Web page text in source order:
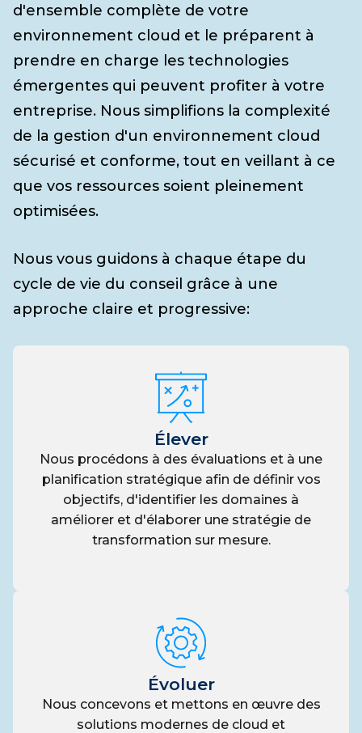
d'ensemble complète de votre
environnement cloud et le préparent à
prendre en charge les technologies
émergentes qui peuvent profiter à votre
entreprise. Nous simplifions la complexité
de la gestion d'un environnement cloud
sécurisé et conforme, tout en veillant à ce
que vos ressources soient pleinement
optimisées.
Nous vous guidons à chaque étape du
cycle de vie du conseil grâce à une
approche claire et progressive:
Élever
Nous procédons à des évaluations et à une
planification stratégique afin de définir vos
objectifs, d'identifier les domaines à
améliorer et d'élaborer une stratégie de
transformation sur mesure.
Évoluer
Nous concevons et mettons en œuvre des
solutions modernes de cloud et